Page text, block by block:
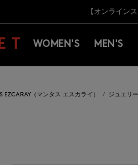
規登録のお客様も対象！＜MY【オンライン
【夏季
熊本
規登録のお客様も対象！＜MY
WOMEN'S MEN'S
EZCARAY（マンタス エスカライ） ジュエリー